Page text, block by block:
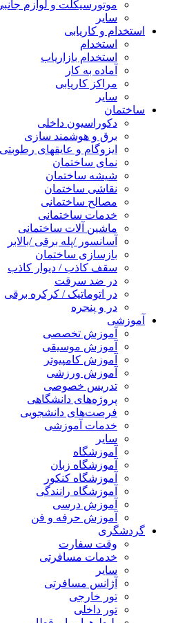
موتورسیکلت و لوازم جانبی
سایر
استخدام و کاریابی
استخدام
استخدام بازاریاب
آماده به کار
مراکز کاریابی
سایر
ساختمان
دکوراسیون داخلی
برق و هوشمند سازی
ایزوگام و عایقهای رطوبتی
نمای ساختمان
شیشه ساختمان
نقاشی ساختمان
مصالح ساختمانی
خدمات ساختمانی
ماشین آلات ساختمانی
آسانسور /پله برقی /بالابر
بازسازی ساختمان
سقف کاذب / دیوار کاذب
در ضد سرقت
در اتوماتیک / کرکره برقی
در و پنجره
آموزشی
آموزش تخصصی
آموزش موسیقی
آموزش کامپیوتر
آموزش ورزشی
تدریس خصوصی
پروژه‌های دانشگاهی
فرصت‌های دانشجویی
خدمات آموزشی
سایر
آموزشگاه
آموزشگاه زبان
آموزشگاه کنکور
آموزشگاه رانندگی
آموزش درسی
آموزش حرفه و فن
گردشگری
وقت سفارت
خدمات مسافرتی
سایر
آژانس مسافرتی
تور خارجی
تور داخلی